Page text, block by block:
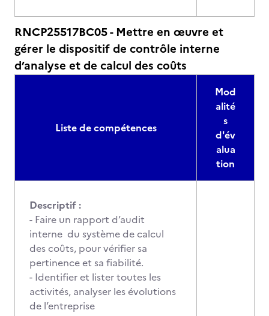
RNCP25517BC05 - Mettre en œuvre et
gérer le dispositif de contrôle interne
d’analyse et de calcul des coûts
Liste de compétences
Mod
alité
s
d'év
alua
tion
Descriptif :
- Faire un rapport d’audit
interne du système de calcul
des coûts, pour vérifier sa
pertinence et sa fiabilité.
- Identifier et lister toutes les
activités, analyser les évolutions
de l’entreprise